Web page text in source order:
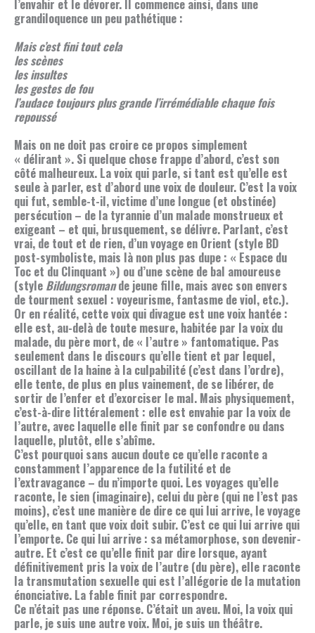
l’envahir et le dévorer. Il commence ainsi, dans une
grandiloquence un peu pathétique :
Mais c’est fini tout cela
les scènes
les insultes
les gestes de fou
l’audace toujours plus grande l’irrémédiable chaque fois
repoussé
Mais on ne doit pas croire ce propos simplement
« délirant ». Si quelque chose frappe d’abord, c’est son
côté malheureux. La voix qui parle, si tant est qu’elle est
seule à parler, est d’abord une voix de douleur. C’est la voix
qui fut, semble-t-il, victime d’une longue (et obstinée)
persécution – de la tyrannie d’un malade monstrueux et
exigeant – et qui, brusquement, se délivre. Parlant, c’est
vrai, de tout et de rien, d’un voyage en Orient (style BD
post-symboliste, mais là non plus pas dupe : « Espace du
Toc et du Clinquant ») ou d’une scène de bal amoureuse
(style Bildungsromande jeune fille, mais avec son envers
de tourment sexuel : voyeurisme, fantasme de viol, etc.).
Or en réalité, cette voix qui divague est une voix hantée :
elle est, au-delà de toute mesure, habitée par la voix du
malade, du père mort, de « l’autre » fantomatique. Pas
seulement dans le discours qu’elle tient et par lequel,
oscillant de la haine à la culpabilité (c’est dans l’ordre),
elle tente, de plus en plus vainement, de se libérer, de
sortir de l’enfer et d’exorciser le mal. Mais physiquement,
c’est-à-dire littéralement : elle est envahie par la voix de
l’autre, avec laquelle elle finit par se confondre ou dans
laquelle, plutôt, elle s’abîme.
C’est pourquoi sans aucun doute ce qu’elle raconte a
constamment l’apparence de la futilité et de
l’extravagance – du n’importe quoi. Les voyages qu’elle
raconte, le sien (imaginaire), celui du père (qui ne l’est pas
moins), c’est une manière de dire ce qui lui arrive, le voyage
qu’elle, en tant que voix doit subir. C’est ce qui lui arrive qui
l’emporte. Ce qui lui arrive : sa métamorphose, son devenir-
autre. Et c’est ce qu’elle finit par dire lorsque, ayant
définitivement pris la voix de l’autre (du père), elle raconte
la transmutation sexuelle qui est l’allégorie de la mutation
énonciative. La fable finit par correspondre.
Ce n’était pas une réponse. C’était un aveu. Moi, la voix qui
parle, je suis une autre voix. Moi, je suis un théâtre.